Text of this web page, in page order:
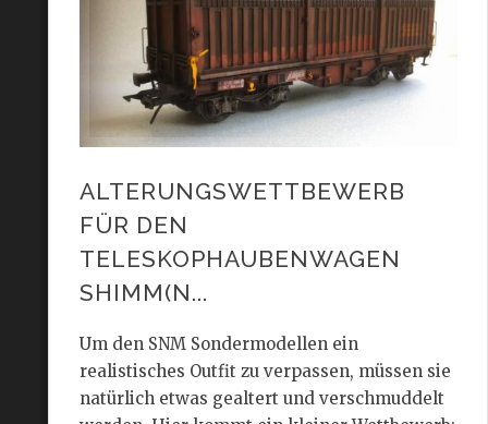
ALTERUNGSWETTBEWERB
FÜR DEN
TELESKOPHAUBENWAGEN
SHIMM(N...
Um den SNM Sondermodellen ein
realistisches Outfit zu verpassen, müssen sie
natürlich etwas gealtert und verschmuddelt